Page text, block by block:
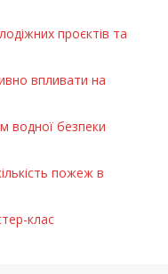
проєктів та
впливати на
водної безпеки
пожеж в
клас